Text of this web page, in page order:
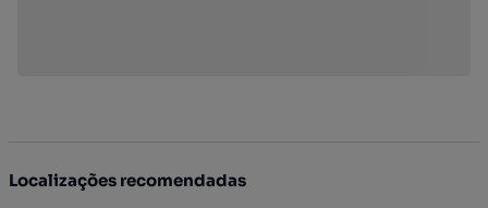
Localizações recomendadas